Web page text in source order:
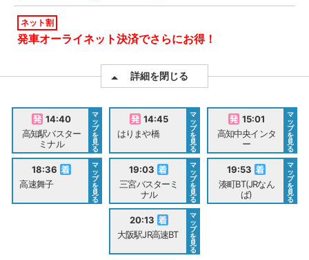
ネット割
発車オーライネット決済でさらにお得！
詳細を閉じる
14:40
高知駅バスター
ミナル
マ
ッ
プ
を
見
る
14:45
はりまや橋
マ
ッ
プ
を
見
る
15:01
高知中央インタ
ー
マ
ッ
プ
を
見
る
18:36
高速舞子
マ
ッ
プ
を
見
る
19:03
三宮バスターミ
ナル
マ
ッ
プ
を
見
る
19:53
湊町BT(JRなん
ば)
マ
ッ
プ
を
見
る
20:13
大阪駅JR高速BT
マ
ッ
プ
を
見
る